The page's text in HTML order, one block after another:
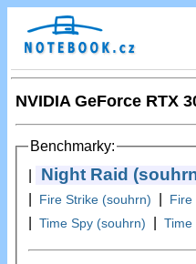
NVIDIA GeForce RTX
Benchmarky:
Night Raid
Fire Strike (souhrn) Fire
|Time Spy (souhrn) |Time